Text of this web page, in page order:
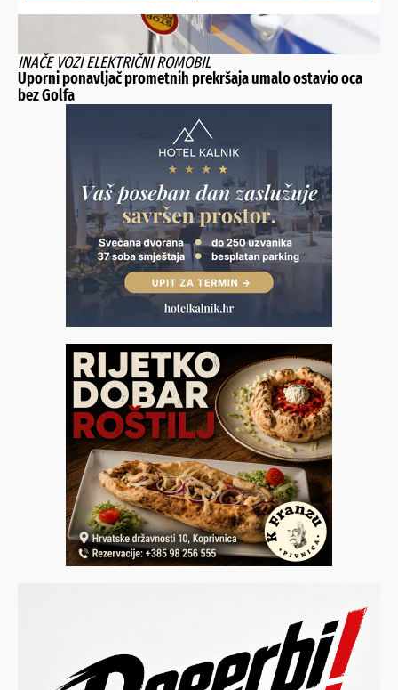
INAČE VOZI ELEKTRIČNI ROMOBIL
Uporni ponavljač prometnih prekršaja umalo ostavio oca
bez Golfa